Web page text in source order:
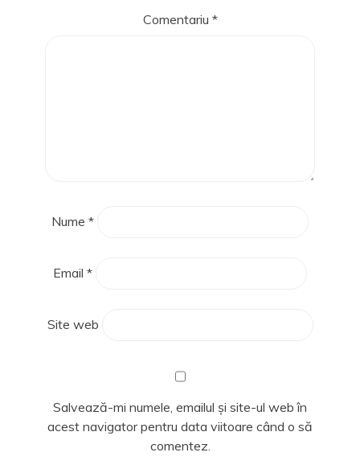
Comentariu *
Nume *
Email *
Site web
Salvează-mi numele, emailul și site-ul web în
acest navigator pentru data viitoare când o să
comentez.